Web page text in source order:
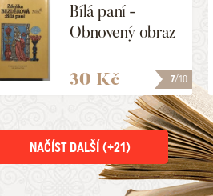
7/10
Bílá paní -
Obnovený obraz
30 Kč
NAČÍST DALŠÍ (+21)